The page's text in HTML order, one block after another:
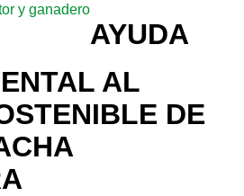
y ganadero
AYUDA
AL
DE